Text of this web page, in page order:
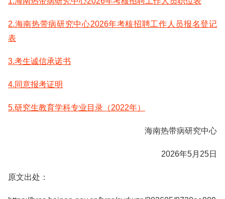
2.海南热带病研究中心2026年考核招聘工作人员报名登记
表
3.考生诚信承诺书
4.同意报考证明
5.研究生教育学科专业目录（2022年）
海南热带病研究中心
2026年5月25日
原文出处：